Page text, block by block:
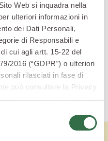
Web si inquadra nella
ulteriori informazioni in
dei Dati Personali,
di Responsabili e
cui agli artt. 15-22 del
2016 (“GDPR”) o ulteriori
rilasciati in fase di
può consultare la Privacy
il Sito Web.
in piacevoli occasioni
divertimento di
sempre nuove e
buoni succhi di frutta
gamma dei Triangolini
più i piccoli consumatori